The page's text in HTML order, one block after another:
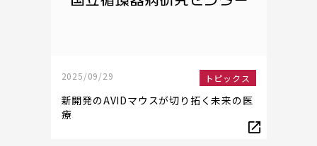
2025/09/29 トピックス
新開発のAVIDマウスが切り拓く未来の医
療